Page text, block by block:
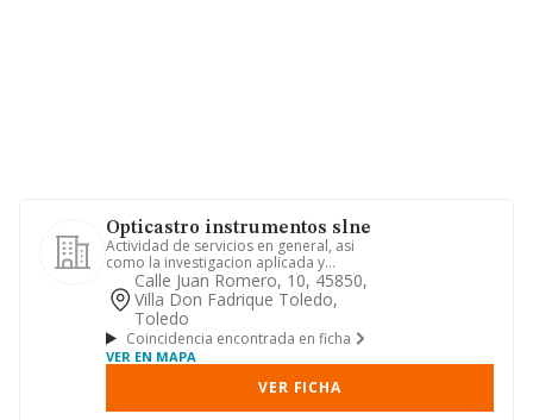
Opticastro instrumentos slne
Actividad de servicios en general, asi
como la investigacion aplicada y
experimental, la fabricacio...
Calle Juan Romero, 10, 45850,
Villa Don Fadrique Toledo,
Toledo
Coincidencia encontrada en ficha
VER EN MAPA
VER FICHA